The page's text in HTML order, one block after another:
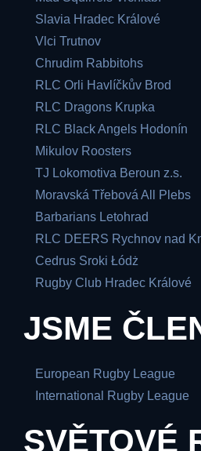
Slavia Hradec Králové
Vlci Trutnov
Chrudim Rabbitohs
RLC Orli Havlíčkův Brod
RLC Dragons Krupka
RLC Black Angels Hodonín
Mikulov Roosters
TJ Lokomotiva Beroun z.s.
Moravská Třebová All Plebs
Barbarians Letohrad
RLC DEERS Rychnov nad
Cedrus Sroki Łódż
Rugby Club Hradec Králové
JSME
European Rugby League
International Rugby League
SVĚTOVÉ